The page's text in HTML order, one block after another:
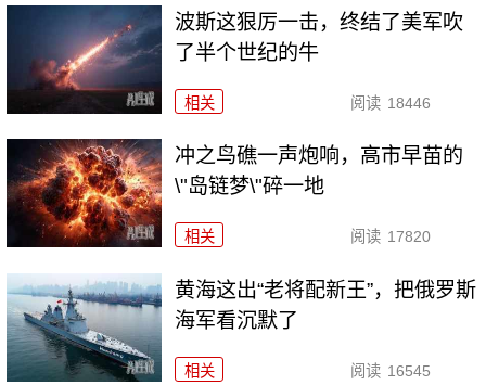
波斯这狠厉一击，终结了美军吹
了半个世纪的牛
相关 阅读 18446
冲之鸟礁一声炮响，高市早苗的
\"岛链梦\"碎一地
相关 阅读 17820
黄海这出“老将配新王”，把俄罗斯
海军看沉默了
相关 阅读 16545